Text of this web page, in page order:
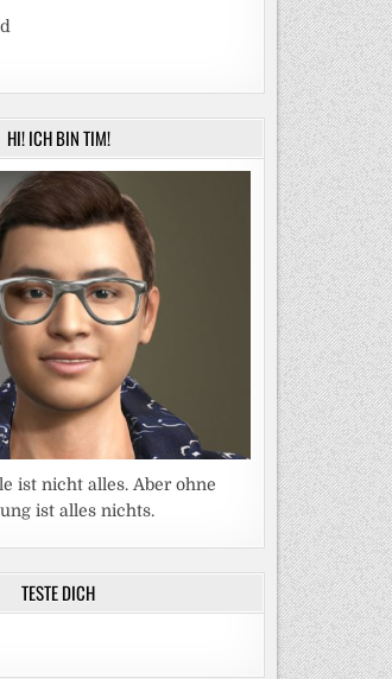
HI! ICH BIN TIM!
ist nicht alles. Aber ohne
ist alles nichts.
TESTE DICH